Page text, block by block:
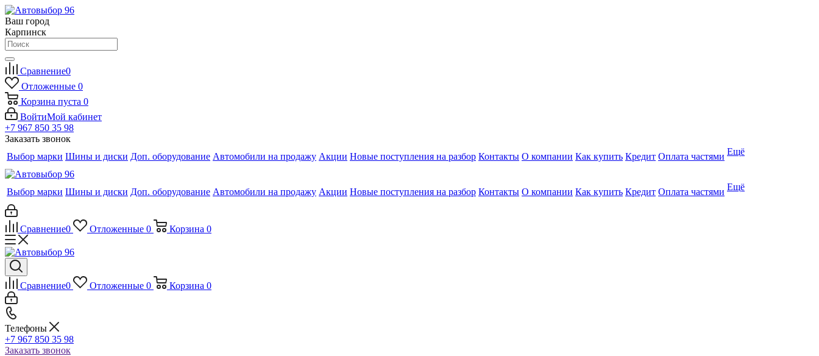
Ваш город
Карпинск
Сравнение0
Отложенные 0
Корзина пуста 0
ВойтиМой кабинет
+7 967 850 35 98
Заказать звонок
Выбор марки Шины и диски Доп. оборудование Автомобили на продажу Акции Новые поступления на разбор Контакты О компании Как купить Кредит Оплата частями Ещё
Выбор марки Шины и диски Доп. оборудование Автомобили на продажу Акции Новые поступления на разбор Контакты О компании Как купить Кредит Оплата частями Ещё
Сравнение0 Отложенные 0 Корзина 0
Сравнение0 Отложенные 0 Корзина 0
Телефоны
+7 967 850 35 98
Заказать звонок